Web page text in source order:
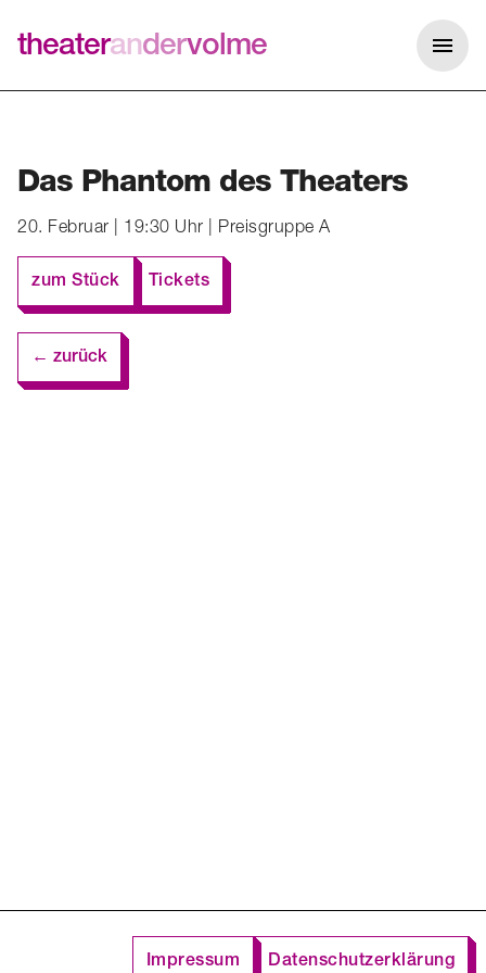
theaterandervolme
Das Phantom des Theaters
20. Februar | 19:30 Uhr | Preisgruppe A
zum Stück Tickets
← zurück
Impressum Datenschutzerklärung